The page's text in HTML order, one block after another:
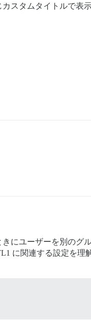
スタムタイトルで表
にユーザーを別のグ
に関連する設定を理